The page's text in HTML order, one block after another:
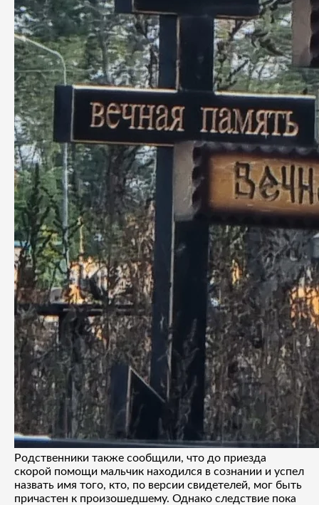
Родственники также сообщили, что до приезда
скорой помощи мальчик находился в сознании и успел
назвать имя того, кто, по версии свидетелей, мог быть
причастен к произошедшему. Однако следствие пока